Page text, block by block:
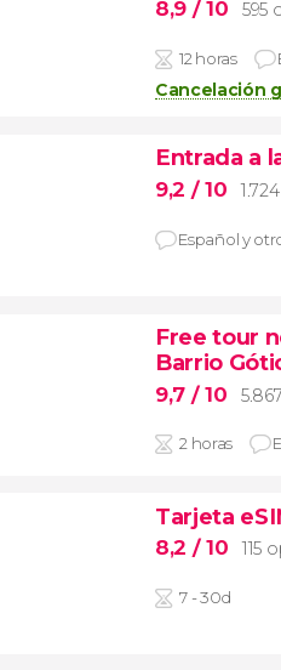
8,9 / 10 595
12 horas
Cancelación
Entrada a
9,2 / 10
Español y
Free tour
Barrio
9,7 / 10
2 horas
Tarjeta
8,2 / 10 115
7 - 30d